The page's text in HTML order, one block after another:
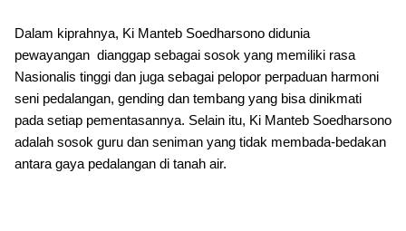
Dalam kiprahnya, Ki Manteb Soedharsono didunia
pewayangan dianggap sebagai sosok yang memiliki rasa
Nasionalis tinggi dan juga sebagai pelopor perpaduan harmoni
seni pedalangan, gending dan tembang yang bisa dinikmati
pada setiap pementasannya. Selain itu, Ki Manteb Soedharsono
adalah sosok guru dan seniman yang tidak membada-bedakan
antara gaya pedalangan di tanah air.